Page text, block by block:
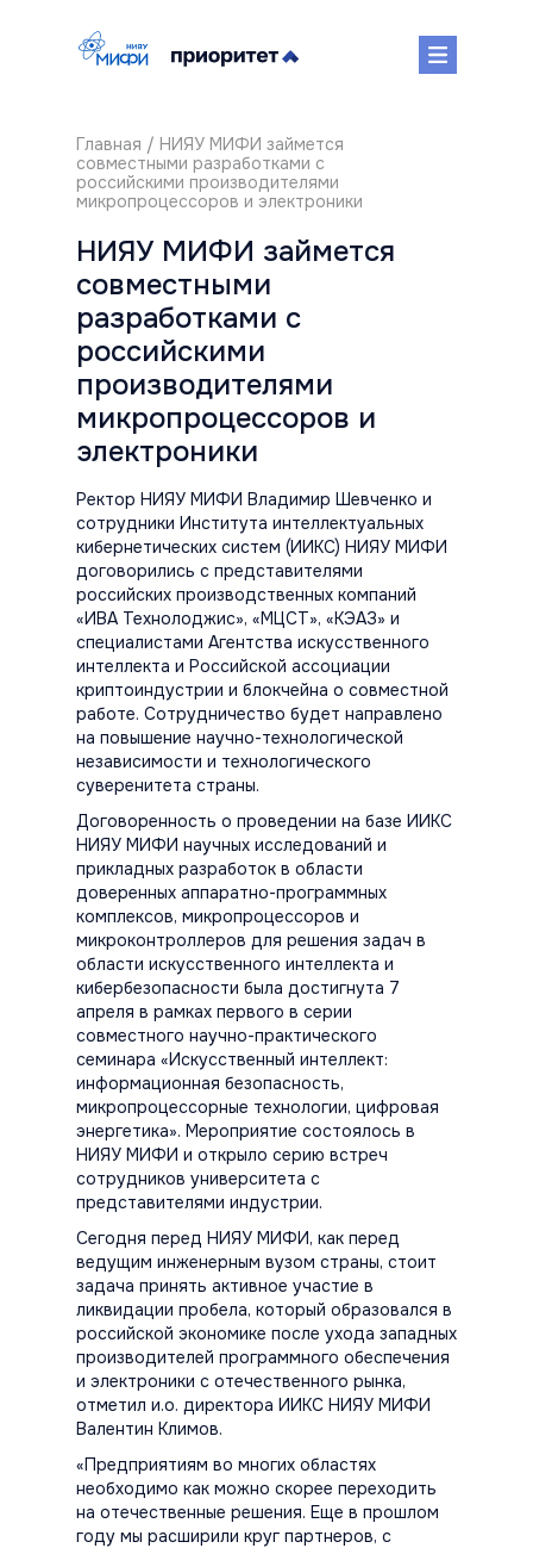
Главная / НИЯУ МИФИ займется
совместными разработками с
российскими производителями
микропроцессоров и электроники
НИЯУ МИФИ займется
совместными
разработками с
российскими
производителями
микропроцессоров и
электроники
Ректор НИЯУ МИФИ Владимир Шевченко и
сотрудники Института интеллектуальных
кибернетических систем (ИИКС) НИЯУ МИФИ
договорились с представителями
российских производственных компаний
«ИВА Технолоджис», «МЦСТ», «КЭАЗ» и
специалистами Агентства искусственного
интеллекта и Российской ассоциации
криптоиндустрии и блокчейна о совместной
работе. Сотрудничество будет направлено
на повышение научно-технологической
независимости и технологического
суверенитета страны.
Договоренность о проведении на базе ИИКС
НИЯУ МИФИ научных исследований и
прикладных разработок в области
доверенных аппаратно-программных
комплексов, микропроцессоров и
микроконтроллеров для решения задач в
области искусственного интеллекта и
кибербезопасности была достигнута 7
апреля в рамках первого в серии
совместного научно-практического
семинара «Искусственный интеллект:
информационная безопасность,
микропроцессорные технологии, цифровая
энергетика». Мероприятие состоялось в
НИЯУ МИФИ и открыло серию встреч
сотрудников университета с
представителями индустрии.
Сегодня перед НИЯУ МИФИ, как перед
ведущим инженерным вузом страны, стоит
задача принять активное участие в
ликвидации пробела, который образовался в
российской экономике после ухода западных
производителей программного обеспечения
и электроники с отечественного рынка,
отметил и.о. директора ИИКС НИЯУ МИФИ
Валентин Климов.
«Предприятиям во многих областях
необходимо как можно скорее переходить
на отечественные решения. Еще в прошлом
году мы расширили круг партнеров, с